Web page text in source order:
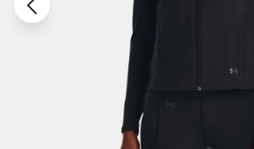
Under Armour'da yeni misiniz?
Üye Olmadan Devam Et
Zaten